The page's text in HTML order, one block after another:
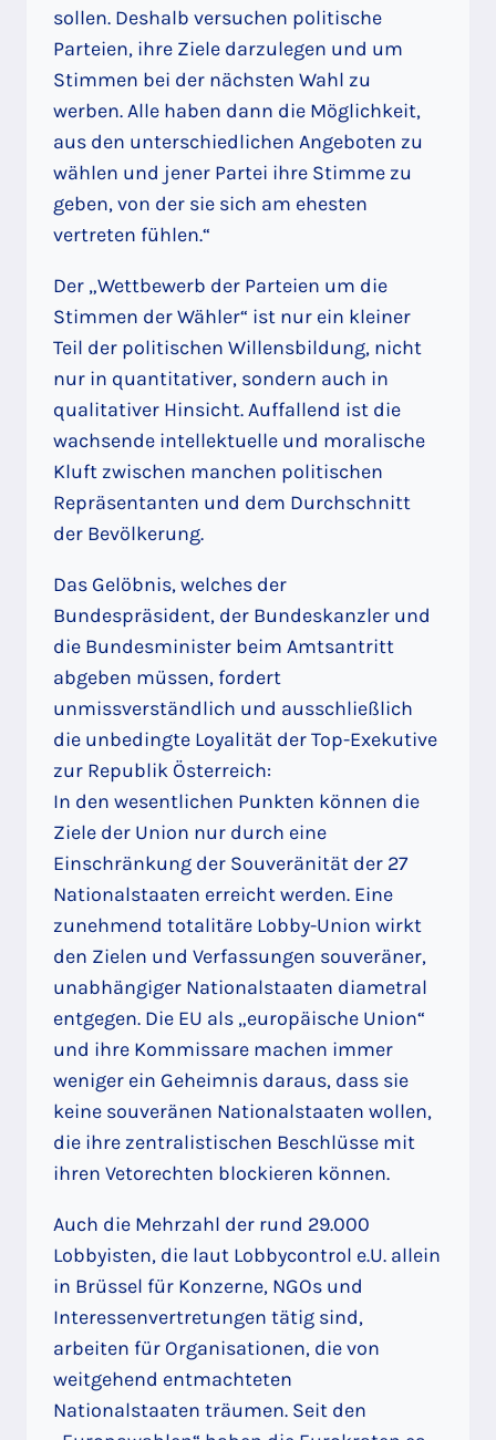
sollen. Deshalb versuchen politische
Parteien, ihre Ziele darzulegen und um
Stimmen bei der nächsten Wahl zu
werben. Alle haben dann die Möglichkeit,
aus den unterschiedlichen Angeboten zu
wählen und jener Partei ihre Stimme zu
geben, von der sie sich am ehesten
vertreten fühlen.“
Der „Wettbewerb der Parteien um die
Stimmen der Wähler“ ist nur ein kleiner
Teil der politischen Willensbildung, nicht
nur in quantitativer, sondern auch in
qualitativer Hinsicht. Auffallend ist die
wachsende intellektuelle und moralische
Kluft zwischen manchen politischen
Repräsentanten und dem Durchschnitt
der Bevölkerung.
Das Gelöbnis, welches der
Bundespräsident, der Bundeskanzler und
die Bundesminister beim Amtsantritt
abgeben müssen, fordert
unmissverständlich und ausschließlich
die unbedingte Loyalität der Top-Exekutive
zur Republik Österreich:
In den wesentlichen Punkten können die
Ziele der Union nur durch eine
Einschränkung der Souveränität der 27
Nationalstaaten erreicht werden. Eine
zunehmend totalitäre Lobby-Union wirkt
den Zielen und Verfassungen souveräner,
unabhängiger Nationalstaaten diametral
entgegen. Die EU als „europäische Union“
und ihre Kommissare machen immer
weniger ein Geheimnis daraus, dass sie
keine souveränen Nationalstaaten wollen,
die ihre zentralistischen Beschlüsse mit
ihren Vetorechten blockieren können.
Auch die Mehrzahl der rund 29.000
Lobbyisten, die laut Lobbycontrol e.U. allein
in Brüssel für Konzerne, NGOs und
Interessenvertretungen tätig sind,
arbeiten für Organisationen, die von
weitgehend entmachteten
Nationalstaaten träumen. Seit den